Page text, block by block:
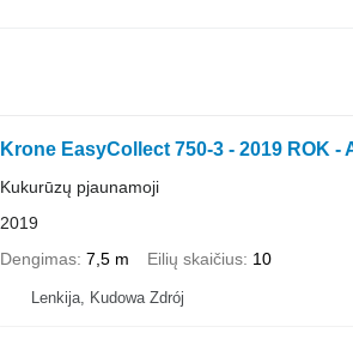
Krone EasyCollect 750-3 - 2019 ROK -
Kukurūzų pjaunamoji
2019
Dengimas 7,5 m Eilių skaičius 10
Lenkija, Kudowa Zdrój